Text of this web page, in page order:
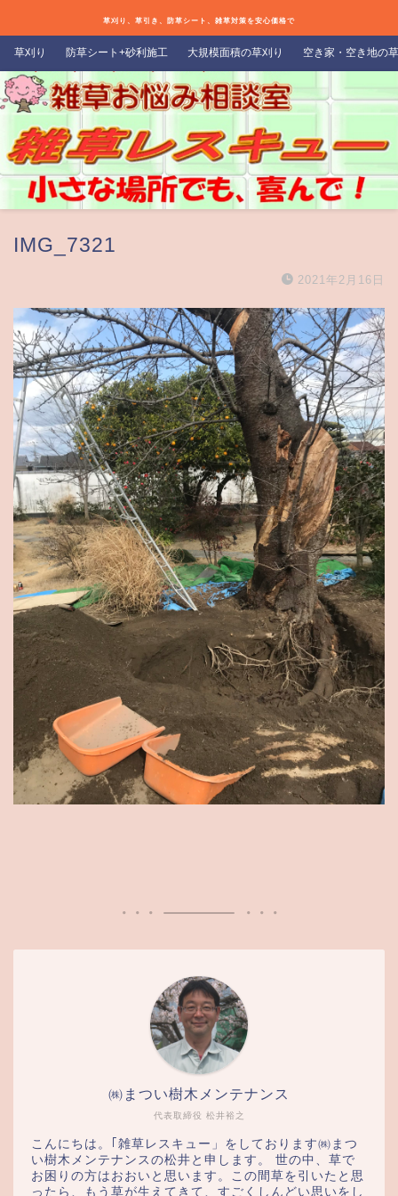
草刈り、草引き、防草シート、雑草対策を安心価格で
草刈り 防草シート+砂利施工 大規模面積の草刈り 空き家・空き地の
IMG_7321
2021年2月16日
代表取締役 松井裕之
㈱まつい樹木メンテナンス
こんにちは。｢雑草レスキュー」をしております㈱まつ
い樹木メンテナンスの松井と申します。 世の中、草で
お困りの方はおおいと思います。この間草を引いたと思
ったら、もう草が生えてきて、すごくしんどい思いをし